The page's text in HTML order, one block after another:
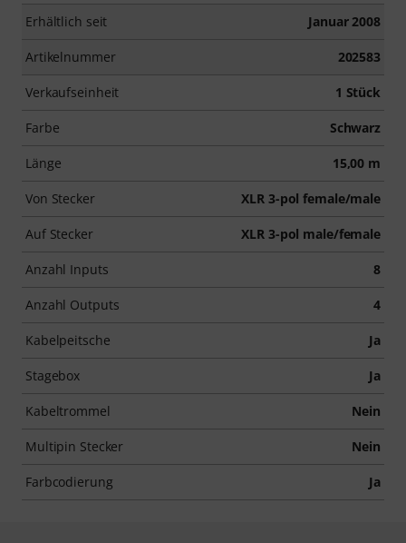
Erhältlich seit Januar 2008
Artikelnummer 202583
Verkaufseinheit 1 Stück
Farbe Schwarz
Länge 15,00 m
Von Stecker XLR 3-pol female/male
Auf Stecker XLR 3-pol male/female
Anzahl Inputs 8
Anzahl Outputs 4
Kabelpeitsche Ja
Stagebox Ja
Kabeltrommel Nein
Multipin Stecker Nein
Farbcodierung Ja